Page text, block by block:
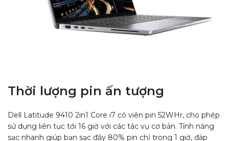
Thời lượng pin ấn tượng
Dell Latitude 9410 2in1 Core i7 có viên pin 52WHr, cho phép
sử dụng liên tục tới 16 giờ với các tác vụ cơ bản. Tính năng
sạc nhanh giúp bạn sạc đầy 80% pin chỉ trong 1 giờ, đáp